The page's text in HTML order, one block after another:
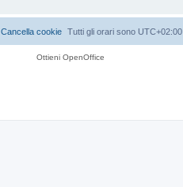
Tutti gli orari sono UTC+02:00
Cancella cookie
Ottieni OpenOffice